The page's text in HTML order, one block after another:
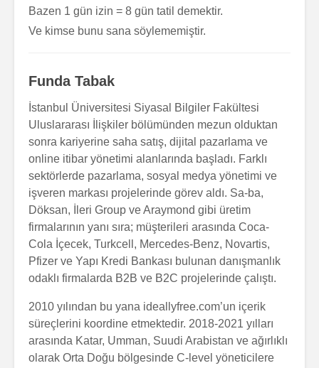
Bazen 1 gün izin = 8 gün tatil demektir.
Ve kimse bunu sana söylememiştir.
Funda Tabak
İstanbul Üniversitesi Siyasal Bilgiler Fakültesi
Uluslararası İlişkiler bölümünden mezun olduktan
sonra kariyerine saha satış, dijital pazarlama ve
online itibar yönetimi alanlarında başladı. Farklı
sektörlerde pazarlama, sosyal medya yönetimi ve
işveren markası projelerinde görev aldı. Sa-ba,
Döksan, İleri Group ve Araymond gibi üretim
firmalarının yanı sıra; müşterileri arasında Coca-
Cola İçecek, Turkcell, Mercedes-Benz, Novartis,
Pfizer ve Yapı Kredi Bankası bulunan danışmanlık
odaklı firmalarda B2B ve B2C projelerinde çalıştı.
2010 yılından bu yana ideallyfree.com’un içerik
süreçlerini koordine etmektedir. 2018-2021 yılları
arasında Katar, Umman, Suudi Arabistan ve ağırlıklı
olarak Orta Doğu bölgesinde C-level yöneticilere